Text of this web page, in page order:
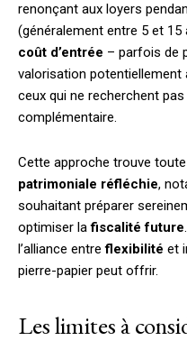
renonçant aux loyers
(généralement entre 5 et 15
coût d’entrée – parfois de
valorisation potentiellement
ceux qui ne recherchent
complémentaire.
Cette approche trouve
patrimoniale réfléchie,
souhaitant préparer
optimiser lafiscalité future
l’alliance entreflexibilité et
pierre-papier peut offrir.
Les limites à